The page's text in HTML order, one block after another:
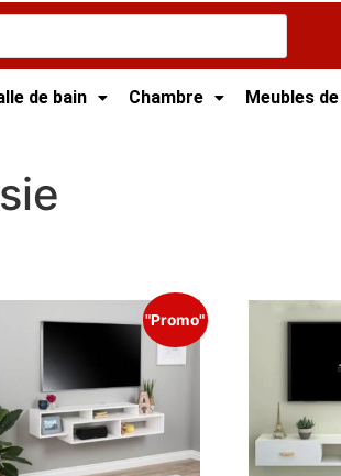
de bain Chambre Meubles
"Promo"